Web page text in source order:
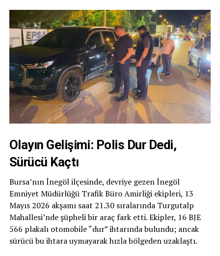
Olayın Gelişimi: Polis Dur Dedi,
Sürücü Kaçtı
Bursa’nın İnegöl ilçesinde, devriye gezen İnegöl
Emniyet Müdürlüğü Trafik Büro Amirliği ekipleri, 13
Mayıs 2026 akşamı saat 21.30 sıralarında Turgutalp
Mahallesi’nde şüpheli bir araç fark etti. Ekipler, 16 BJE
566 plakalı otomobile “dur” ihtarında bulundu; ancak
sürücü bu ihtara uymayarak hızla bölgeden uzaklaştı.